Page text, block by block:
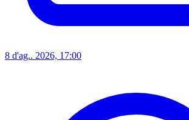
8 d'ag.. 2026, 17:00